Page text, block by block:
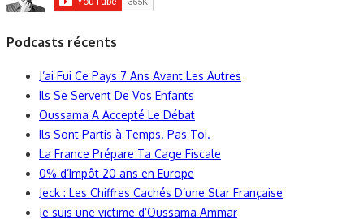
Podcasts récents
J’ai Fui Ce Pays 7 Ans Avant Les Autres
Ils Se Servent De Vos Enfants
Oussama A Accepté Le Débat
Ils Sont Partis à Temps. Pas Toi.
La France Prépare Ta Cage Fiscale
0% d’Impôt 20 ans en Europe
Jeck : Les Chiffres Cachés D’une Star Française
Je suis une victime d’Oussama Ammar